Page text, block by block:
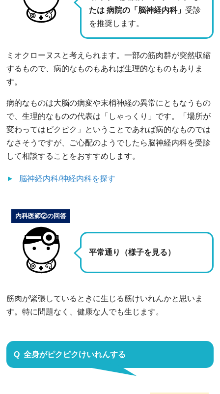
たは 病院の「脳神経内科」 受診
を推奨します。
ミオクローヌスと考えられます。一部の筋肉群が突然収縮
するもので、病的なものもあれば生理的なものもありま
す。
病的なものは大脳の病変や末梢神経の異常にともなうもの
で、生理的なものの代表は「しゃっくり」です。「場所が
変わってはピクピク」ということであれば病的なものでは
なさそうですが、ご心配のようでしたら脳神経内科を受診
して相談することをおすすめします。
脳神経内科/神経内科を探す
平常通り（様子を見る）
内科医師②の回答
筋肉が緊張しているときに生じる筋けいれんかと思いま
す。特に問題なく、健康な人でも生じます。
全身がピクピクけいれんする